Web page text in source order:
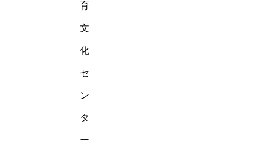
育
文
化
セ
ン
タ
ー